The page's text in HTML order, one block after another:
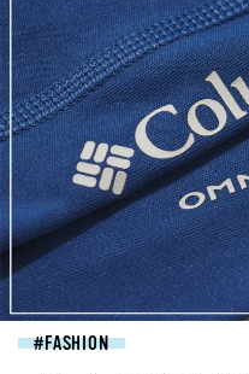
FASHION